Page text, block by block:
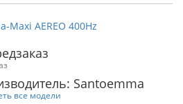
Santoemma
все модели